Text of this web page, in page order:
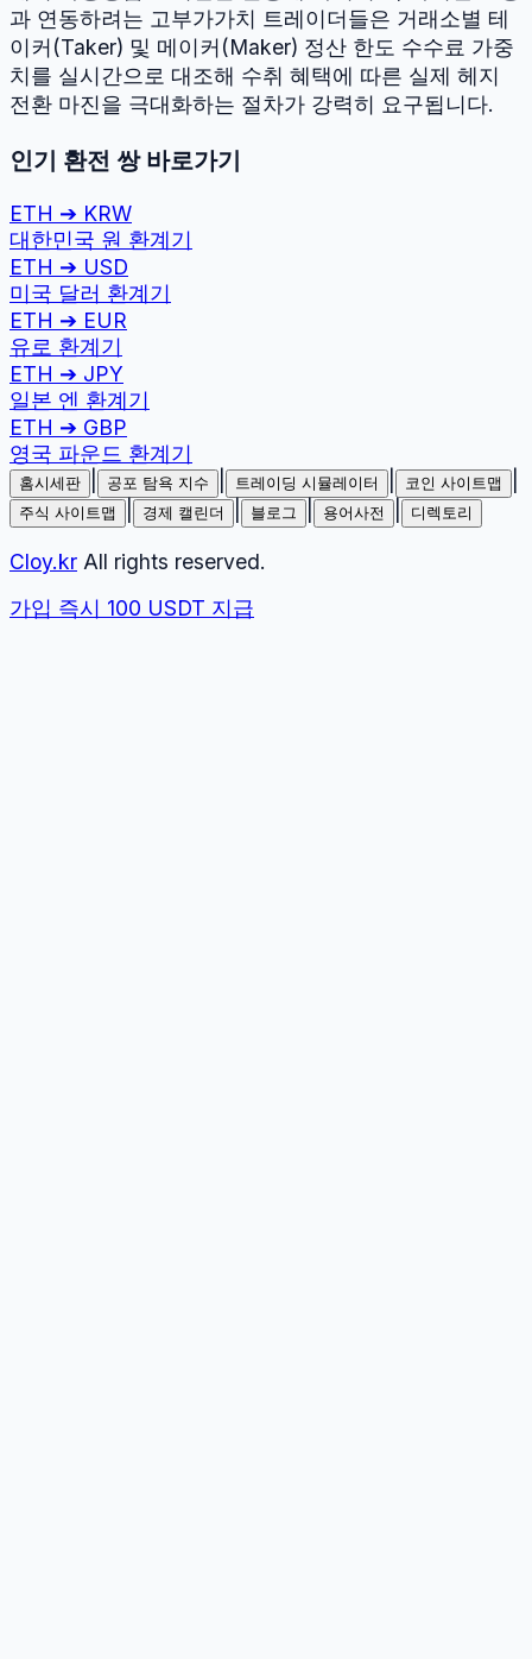
과 연동하려는 고부가가치 트레이더들은 거래소별 테
이커(Taker) 및 메이커(Maker) 정산 한도 수수료 가중
치를 실시간으로 대조해 수취 혜택에 따른 실제 헤지
전환 마진을 극대화하는 절차가 강력히 요구됩니다.
인기 환전 쌍 바로가기
ETH ➔ KRW
대한민국 원 환계기
ETH ➔ USD
미국 달러 환계기
ETH ➔ EUR
유로 환계기
ETH ➔ JPY
일본 엔 환계기
ETH ➔ GBP
영국 파운드 환계기
홈시세판 공포 탐욕 지수 트레이딩 시뮬레이터 코인 사이트맵
주식 사이트맵 경제 캘린더 블로그 용어사전 디렉토리
Cloy.kr All rights reserved.
가입 즉시 100 USDT 지급